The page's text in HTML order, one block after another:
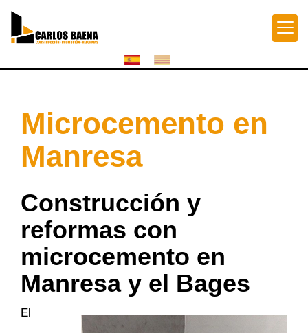
Microcemento en
Manresa
Construcción y
reformas con
microcemento en
Manresa y el Bages
El